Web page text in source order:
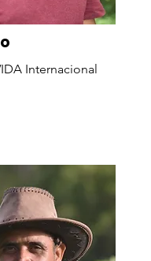
Internacional